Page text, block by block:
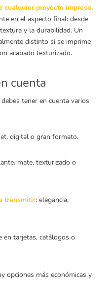
cualquier proyecto impreso,
en el aspecto final: desde
y la durabilidad. Un
distinto si se imprime
acabado texturizado.
cuenta
debes tener en cuenta varios
digital o gran formato.
mate, texturizado o
transmitir: elegancia,
en tarjetas, catálogos o
opciones más económicas y